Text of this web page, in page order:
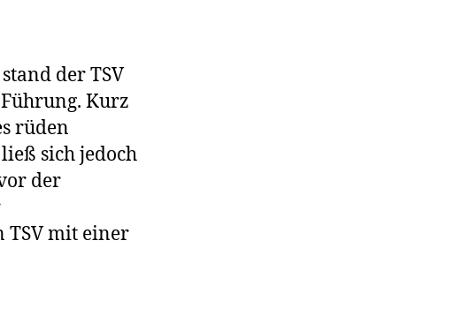
der TSV
Kurz
rüden
sich jedoch
der
TSV mit einer